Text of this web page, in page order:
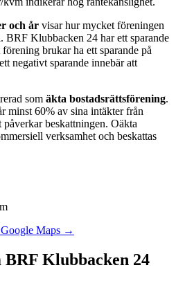
och år visar hur mycket föreningen
BRF Klubbacken 24 har ett sparande
brukar ha ett sparande på
negativt sparande innebär att
som äkta bostadsrättsförening.
minst 60% av sina intäkter från
beskattningen. Oäkta
verksamhet och beskattas
Maps →
BRF Klubbacken 24